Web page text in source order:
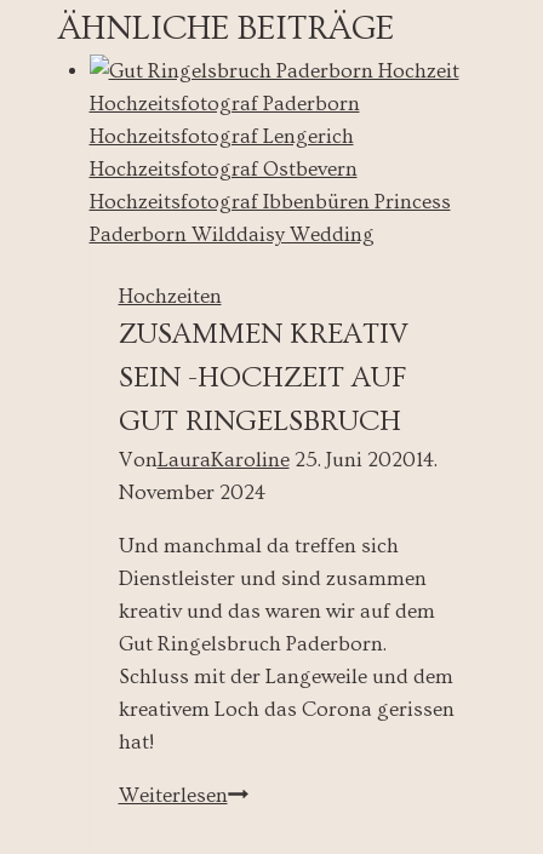
ÄHNLICHE BEITRÄGE
Hochzeiten
ZUSAMMEN KREATIV
SEIN -HOCHZEIT AUF
GUT RINGELSBRUCH
VonLauraKaroline 25. Juni 202014.
November 2024
Und manchmal da treffen sich
Dienstleister und sind zusammen
kreativ und das waren wir auf dem
Gut Ringelsbruch Paderborn.
Schluss mit der Langeweile und dem
kreativem Loch das Corona gerissen
hat!
WeiterlesenZusammen